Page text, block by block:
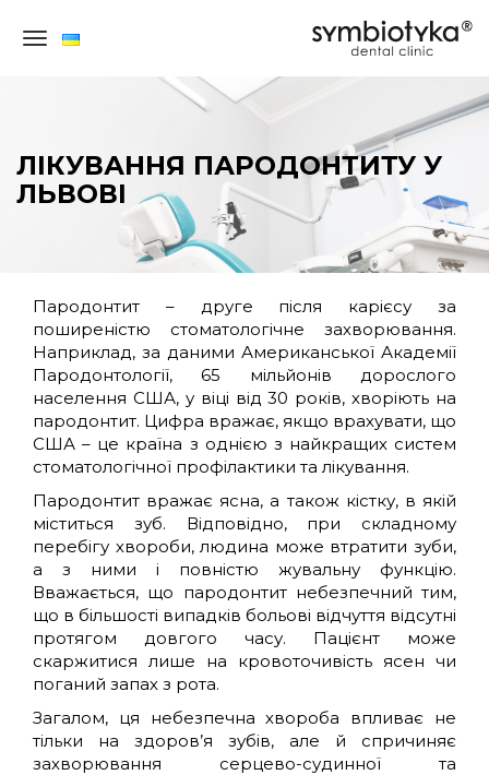
СТОМАТОЛОГІЯ
ДЛЯ
ДОРОСЛИХ
ДИТЯЧА
СТОМАТОЛОГІЯ
ПРО
НАС
КОМАНДА
КУРСИ
ГАРАНТІЇ
ЛІКУВАННЯ ПАРОДОНТИТУ У
ЛЬВОВІ
Пародонтит – друге після карієсу за
поширеністю стоматологічне захворювання.
Наприклад, за даними Американської Академії
Пародонтології, 65 мільйонів дорослого
населення США, у віці від 30 років, хворіють на
пародонтит. Цифра вражає, якщо врахувати, що
США – це країна з однією з найкращих систем
стоматологічної профілактики та лікування.
Пародонтит вражає ясна, а також кістку, в якій
міститься зуб. Відповідно, при складному
перебігу хвороби, людина може втратити зуби,
а з ними і повністю жувальну функцію.
Вважається, що пародонтит небезпечний тим,
що в більшості випадків больові відчуття відсутні
протягом довгого часу. Пацієнт може
скаржитися лише на кровоточивість ясен чи
поганий запах з рота.
Загалом, ця небезпечна хвороба впливає не
тільки на здоров’я зубів, але й спричиняє
захворювання серцево-судинної та